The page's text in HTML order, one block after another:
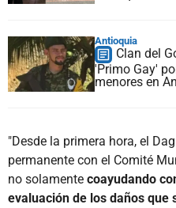
Antioquia
Clan del
'Primo Gay'
menores en
"Desde la primera hora, el
permanente con el Comité
no solamente coayudando
evaluación de los daños que